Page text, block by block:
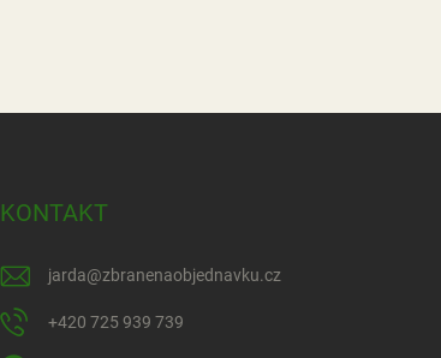
KONTAKT
jarda@zbranenaobjednavku.cz
+420 725 939 739